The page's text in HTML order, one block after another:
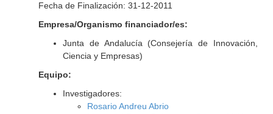
Fecha de Finalización: 31-12-2011
Empresa/Organismo financiador/es:
Junta de Andalucía (Consejería de Innovación,
Ciencia y Empresas)
Equipo:
Investigadores:
Rosario Andreu Abrio